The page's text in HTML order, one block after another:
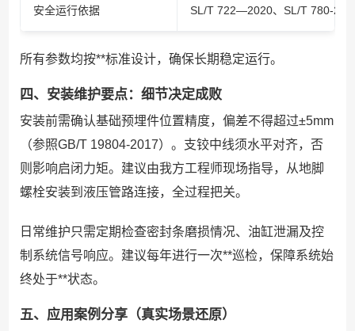
安全运行依据 SL/T 722—2020、SL/T 780-
所有参数均按**标准设计，确保长期稳定运行。
四、安装维护要点：细节决定成败
安装前需确认基础预埋件位置精度，偏差不得超过±5mm
（参照GB/T 19804-2017）。支铰中线须水平对齐，否
则影响启闭力矩。建议由我方工程师现场指导，从地脚
螺栓安装到液压管路连接，全过程把关。
日常维护只需定期检查密封条磨损情况、油缸泄漏及控
制系统信号响应。建议每年进行一次**巡检，保障系统始
终处于**状态。
五、应用案例分享（真实场景还原）